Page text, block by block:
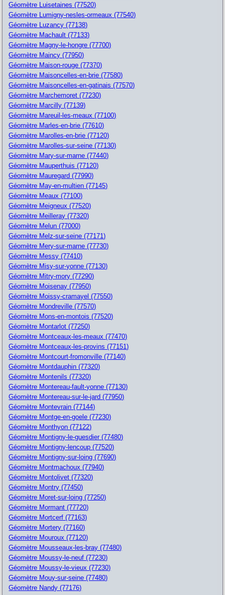
Géomètre Luisetaines (77520)
Géomètre Lumigny-nesles-ormeaux (77540)
Géomètre Luzancy (77138)
Géomètre Machault (77133)
Géomètre Magny-le-hongre (77700)
Géomètre Maincy (77950)
Géomètre Maison-rouge (77370)
Géomètre Maisoncelles-en-brie (77580)
Géomètre Maisoncelles-en-gatinais (77570)
Géomètre Marchemoret (77230)
Géomètre Marcilly (77139)
Géomètre Mareuil-les-meaux (77100)
Géomètre Marles-en-brie (77610)
Géomètre Marolles-en-brie (77120)
Géomètre Marolles-sur-seine (77130)
Géomètre Mary-sur-marne (77440)
Géomètre Mauperthuis (77120)
Géomètre Mauregard (77990)
Géomètre May-en-multien (77145)
Géomètre Meaux (77100)
Géomètre Meigneux (77520)
Géomètre Meilleray (77320)
Géomètre Melun (77000)
Géomètre Melz-sur-seine (77171)
Géomètre Mery-sur-marne (77730)
Géomètre Messy (77410)
Géomètre Misy-sur-yonne (77130)
Géomètre Mitry-mory (77290)
Géomètre Moisenay (77950)
Géomètre Moissy-cramayel (77550)
Géomètre Mondreville (77570)
Géomètre Mons-en-montois (77520)
Géomètre Montarlot (77250)
Géomètre Montceaux-les-meaux (77470)
Géomètre Montceaux-les-provins (77151)
Géomètre Montcourt-fromonville (77140)
Géomètre Montdauphin (77320)
Géomètre Montenils (77320)
Géomètre Montereau-fault-yonne (77130)
Géomètre Montereau-sur-le-jard (77950)
Géomètre Montevrain (77144)
Géomètre Montge-en-goele (77230)
Géomètre Monthyon (77122)
Géomètre Montigny-le-guesdier (77480)
Géomètre Montigny-lencoup (77520)
Géomètre Montigny-sur-loing (77690)
Géomètre Montmachoux (77940)
Géomètre Montolivet (77320)
Géomètre Montry (77450)
Géomètre Moret-sur-loing (77250)
Géomètre Mormant (77720)
Géomètre Mortcerf (77163)
Géomètre Mortery (77160)
Géomètre Mouroux (77120)
Géomètre Mousseaux-les-bray (77480)
Géomètre Moussy-le-neuf (77230)
Géomètre Moussy-le-vieux (77230)
Géomètre Mouy-sur-seine (77480)
Géomètre Nandy (77176)